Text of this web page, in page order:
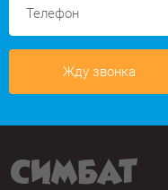
Жду звонка